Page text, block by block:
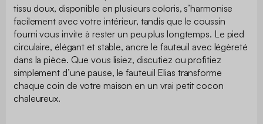
tissu doux, disponible en plusieurs coloris, s’harmonise
facilement avec votre intérieur, tandis que le coussin
fourni vous invite à rester un peu plus longtemps. Le pied
circulaire, élégant et stable, ancre le fauteuil avec légèreté
dans la pièce. Que vous lisiez, discutiez ou profitiez
simplement d’une pause, le fauteuil Elias transforme
chaque coin de votre maison en un vrai petit cocon
chaleureux.